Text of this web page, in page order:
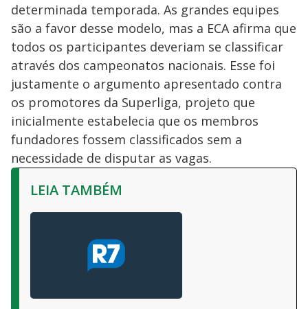
determinada temporada. As grandes equipes
são a favor desse modelo, mas a ECA afirma que
todos os participantes deveriam se classificar
através dos campeonatos nacionais. Esse foi
justamente o argumento apresentado contra
os promotores da Superliga, projeto que
inicialmente estabelecia que os membros
fundadores fossem classificados sem a
necessidade de disputar as vagas.
LEIA TAMBÉM